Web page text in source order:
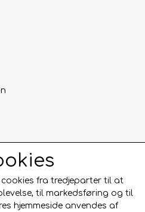
fra tredjeparter til at
til markedsføring og til
hjemmeside anvendes af